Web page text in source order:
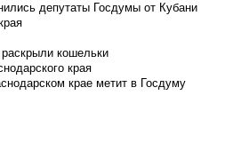
депутаты Госдумы от Кубани
кошельки
края
крае метит в Госдуму